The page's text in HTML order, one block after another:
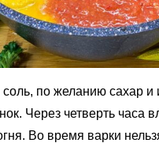
по желанию сахар и
Через четверть часа
Во время варки